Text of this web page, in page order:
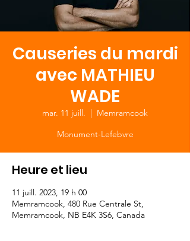
Causeries du mardi
avec MATHIEU
WADE
mar. 11 juill.
  |
Memramcook
Monument-Lefebvre
Heure et lieu
11 juill. 2023, 19 h 00
Memramcook, 480 Rue Centrale St,
Memramcook, NB E4K 3S6, Canada